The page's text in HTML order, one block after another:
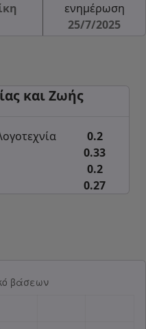
ενημέρωση
25/7/2025
και Ζωής
0.2
0.33
0.2
0.27